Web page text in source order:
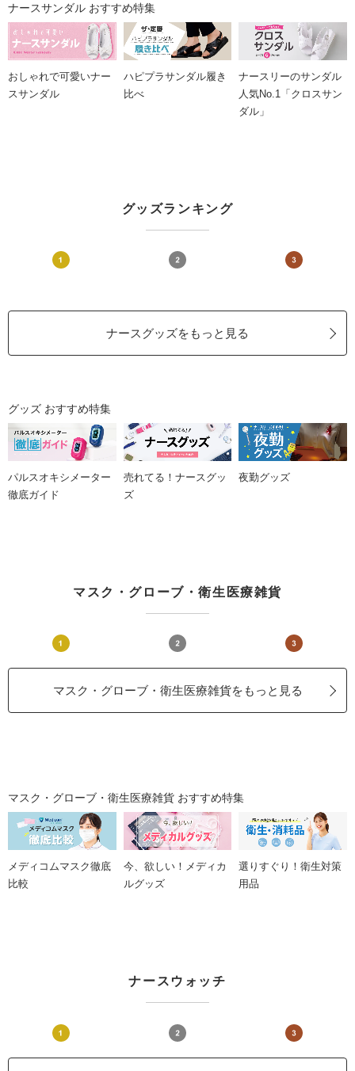
ナースサンダル おすすめ特集
おしゃれで可愛いナー
スサンダル
ハピプラサンダル履き
比べ
ナースリーのサンダル
人気No.1「クロスサン
ダル」
グッズランキング
ナースグッズをもっと見る
グッズ おすすめ特集
パルスオキシメーター
徹底ガイド
売れてる！ナースグッ
ズ
夜勤グッズ
マスク・グローブ・衛生医療雑貨
マスク・グローブ・衛生医療雑貨をもっと見る
マスク・グローブ・衛生医療雑貨 おすすめ特集
メディコムマスク徹底
比較
今、欲しい！メディカ
ルグッズ
選りすぐり！衛生対策
用品
ナースウォッチ